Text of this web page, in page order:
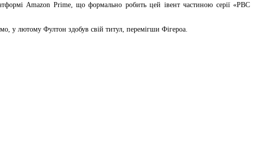
Amazon Prime, що формально робить цей івент частиною серії «РВС
у лютому Фултон здобув свій титул, перемігши Фігероа.